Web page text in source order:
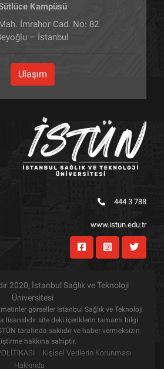
Kampüsü
İmrahor Cad. No: 82
– İstanbul
Ulaşım
444 3 788
www.istun.edu.tr
2020, İstanbul Sağlık ve Teknoloji
Üniversitesi
görseller İstanbul Sağlık ve Teknoloji
lisanslıdır site deki içeriklerin tamamı bilgi
tarafında saklıdır ve haber vermeksizin
hakkına sahiptir.
Kişisel Verilerin Korunması
Hakkında